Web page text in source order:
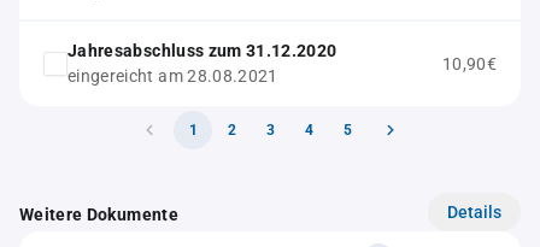
Jahresabschluss zum 31.12.2020
eingereicht am 28.08.2021
10,90€
1 2 3 4 5
Weitere Dokumente Details